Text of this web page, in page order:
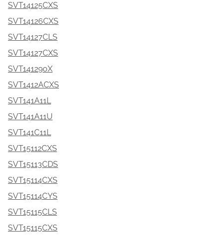
SVT14125CXS
SVT14126CXS
SVT14127CLS
SVT14127CXS
SVT141290X
SVT1412ACXS
SVT141A11L
SVT141A11U
SVT141C11L
SVT15112CXS
SVT15113CDS
SVT15114CXS
SVT15114CYS
SVT15115CLS
SVT15115CXS